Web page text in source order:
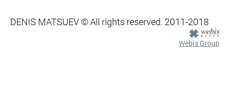
DENIS MATSUEV © All rights reserved. 2011-2018
Webis Group